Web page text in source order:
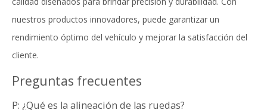
nuestros productos innovadores, puede garantizar un
rendimiento óptimo del vehículo y mejorar la satisfacción del
cliente.
Preguntas frecuentes
P: ¿Qué es la alineación de las ruedas?